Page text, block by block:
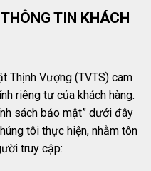
THÔNG TIN KHÁCH
Thịnh Vượng (TVTS) cam
riêng tư của khách hàng.
sách bảo mật” dưới đây
tôi thực hiện, nhằm tôn
truy cập: